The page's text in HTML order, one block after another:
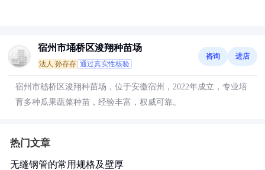
宿州市埇桥区浚翔种苗场
法人:孙存存 通过真实性核验
咨询 进店
宿州市嵇桥区浚翔种苗场，位于安徽宿州，2022年成立，专业培
育多种瓜果蔬菜种苗，经验丰富，权威可靠。
热门文章
无缝钢管的常用规格及壁厚